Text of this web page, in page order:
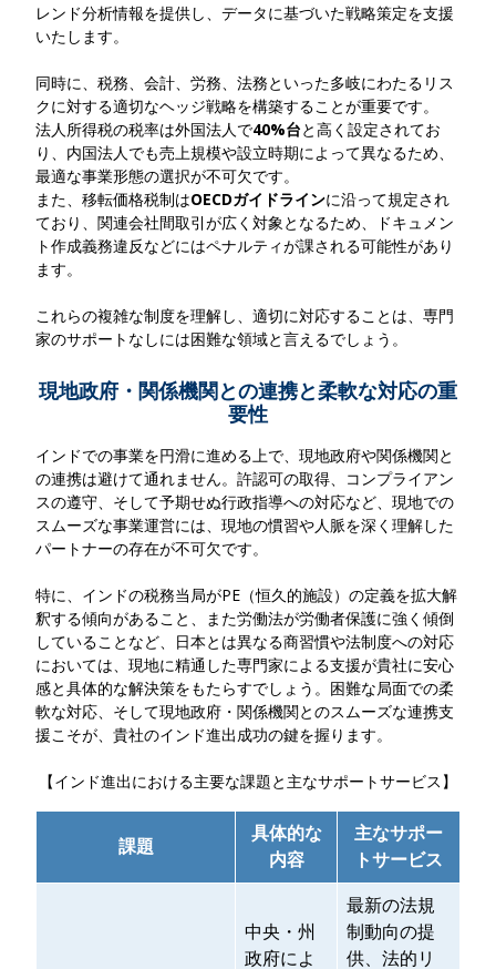
レンド分析情報を提供し、データに基づいた戦略策定を支援
いたします。
同時に、税務、会計、労務、法務といった多岐にわたるリス
クに対する適切なヘッジ戦略を構築することが重要です。
法人所得税の税率は外国法人で40%台と高く設定されてお
り、内国法人でも売上規模や設立時期によって異なるため、
最適な事業形態の選択が不可欠です。
また、移転価格税制はOECDガイドラインに沿って規定され
ており、関連会社間取引が広く対象となるため、ドキュメン
ト作成義務違反などにはペナルティが課される可能性があり
ます。
これらの複雑な制度を理解し、適切に対応することは、専門
家のサポートなしには困難な領域と言えるでしょう。
現地政府・関係機関との連携と柔軟な対応の重
要性
インドでの事業を円滑に進める上で、現地政府や関係機関と
の連携は避けて通れません。許認可の取得、コンプライアン
スの遵守、そして予期せぬ行政指導への対応など、現地での
スムーズな事業運営には、現地の慣習や人脈を深く理解した
パートナーの存在が不可欠です。
特に、インドの税務当局がPE（恒久的施設）の定義を拡大解
釈する傾向があること、また労働法が労働者保護に強く傾倒
していることなど、日本とは異なる商習慣や法制度への対応
においては、現地に精通した専門家による支援が貴社に安心
感と具体的な解決策をもたらすでしょう。困難な局面での柔
軟な対応、そして現地政府・関係機関とのスムーズな連携支
援こそが、貴社のインド進出成功の鍵を握ります。
【インド進出における主要な課題と主なサポートサービス】
課題
具体的な
内容
主なサポー
トサービス
中央・州
政府によ
最新の法規
制動向の提
供、法的リ